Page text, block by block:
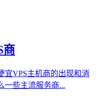
商
宜VPS主机商的出现和消
一些主流服务商...